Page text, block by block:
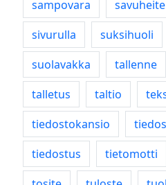
sampovara
savuheite
sivurulla
suksihuoli
suolavakka
tallenne
talletus
taltio
tiedostokansio
tiedostus
tietomotti